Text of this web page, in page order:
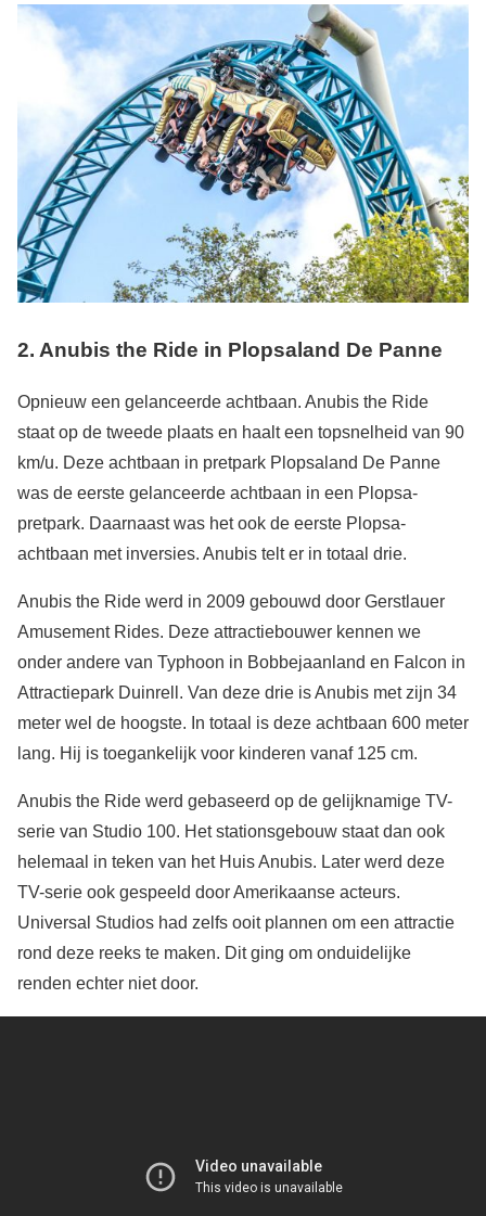
2. Anubis the Ride in Plopsaland De Panne
Opnieuw een gelanceerde achtbaan. Anubis the Ride
staat op de tweede plaats en haalt een topsnelheid van 90
km/u. Deze achtbaan in pretpark Plopsaland De Panne
was de eerste gelanceerde achtbaan in een Plopsa-
pretpark. Daarnaast was het ook de eerste Plopsa-
achtbaan met inversies. Anubis telt er in totaal drie.
Anubis the Ride werd in 2009 gebouwd door Gerstlauer
Amusement Rides. Deze attractiebouwer kennen we
onder andere van Typhoon in Bobbejaanland en Falcon in
Attractiepark Duinrell. Van deze drie is Anubis met zijn 34
meter wel de hoogste. In totaal is deze achtbaan 600 meter
lang. Hij is toegankelijk voor kinderen vanaf 125 cm.
Anubis the Ride werd gebaseerd op de gelijknamige TV-
serie van Studio 100. Het stationsgebouw staat dan ook
helemaal in teken van het Huis Anubis. Later werd deze
TV-serie ook gespeeld door Amerikaanse acteurs.
Universal Studios had zelfs ooit plannen om een attractie
rond deze reeks te maken. Dit ging om onduidelijke
renden echter niet door.